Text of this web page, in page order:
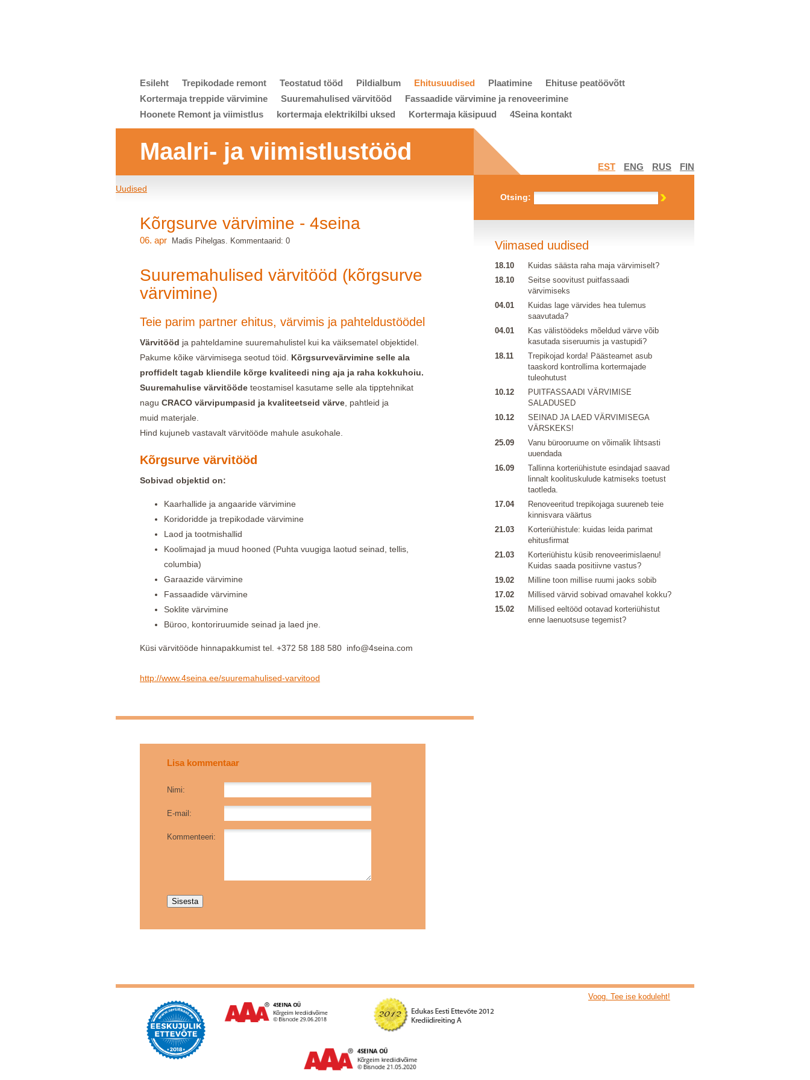
Esileht Trepikodade remont Teostatud tööd Pildialbum Ehitusuudised Plaatimine
Ehituse peatöövõtt
Kortermaja treppide värvimine
Suuremahulised värvitööd
Fassaadide värvimine ja renoveerimine
Hoonete Remont ja viimistlus
kortermaja elektrikilbi uksed Kortermaja käsipuud 4Seina kontakt
Maalri- ja viimistlustööd
Uudised
Kõrgsurve värvimine - 4seina
06. apr Madis Pihelgas. Kommentaarid: 0
Suuremahulised värvitööd (kõrgsurve
värvimine)
Teie parim partner ehitus, värvimis ja pahteldustöödel
Värvitööd ja pahteldamine suuremahulistel kui ka väiksematel objektidel.
Pakume kõike värvimisega seotud töid. Kõrgsurvevärvimine selle ala
proffidelt tagab kliendile kõrge kvaliteedi ning aja ja raha kokkuhoiu.
Suuremahulise värvitööde teostamisel kasutame selle ala tipptehnikat
nagu CRACO värvipumpasid ja kvaliteetseid värve , pahtleid ja
muid materjale.
Hind kujuneb vastavalt värvitööde mahule asukohale.
Kõrgsurve värvitööd
Sobivad objektid on:
Kaarhallide ja angaaride värvimine
Koridoridde ja trepikodade värvimine
Laod ja tootmishallid
Koolimajad ja muud hooned (Puhta vuugiga laotud seinad, tellis,
columbia)
Garaazide värvimine
Fassaadide värvimine
Soklite värvimine
Büroo, kontoriruumide seinad ja laed jne.
Küsi värvitööde hinnapakkumist tel. +372 58 188 580 info@4seina.com
http://www.4seina.ee/suuremahulised-varvitood
Lisa kommentaar
Nimi:
E-mail:
Kommenteeri:
EST ENG RUS FIN
Otsing:
Viimased uudised
18.10
Kuidas säästa raha maja värvimiselt?
18.10
Seitse soovitust puitfassaadi
värvimiseks
04.01
Kuidas lage värvides hea tulemus
saavutada?
04.01
Kas välistöödeks mõeldud värve võib
kasutada siseruumis ja vastupidi?
18.11
Trepikojad korda! Päästeamet asub
taaskord kontrollima kortermajade
tuleohutust
10.12
PUITFASSAADI VÄRVIMISE
SALADUSED
10.12
SEINAD JA LAED VÄRVIMISEGA
VÄRSKEKS!
25.09
Vanu bürooruume on võimalik lihtsasti
uuendada
16.09
Tallinna korteriühistute esindajad saavad
linnalt koolituskulude katmiseks toetust
taotleda.
17.04
Renoveeritud trepikojaga suureneb teie
kinnisvara väärtus
21.03
Korteriühistule: kuidas leida parimat
ehitusfirmat
21.03
Korteriühistu küsib renoveerimislaenu!
Kuidas saada positiivne vastus?
19.02
Milline toon millise ruumi jaoks sobib
17.02
Millised värvid sobivad omavahel kokku?
15.02
Millised eeltööd ootavad korteriühistut
enne laenuotsuse tegemist?
Voog. Tee ise koduleht!